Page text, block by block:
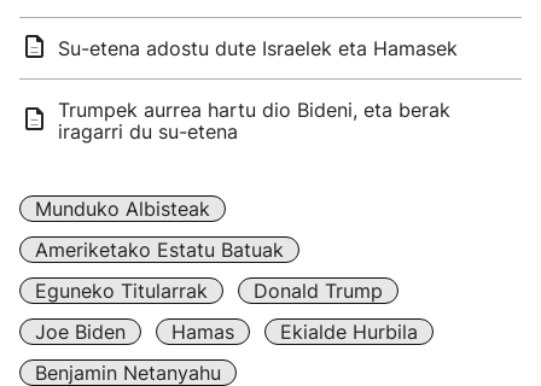
Su-etena adostu dute Israelek eta Hamasek
Trumpek aurrea hartu dio Bideni, eta berak
iragarri du su-etena
Munduko Albisteak
Ameriketako Estatu Batuak
Eguneko Titularrak
Donald Trump
Joe Biden
Hamas
Ekialde Hurbila
Benjamin Netanyahu